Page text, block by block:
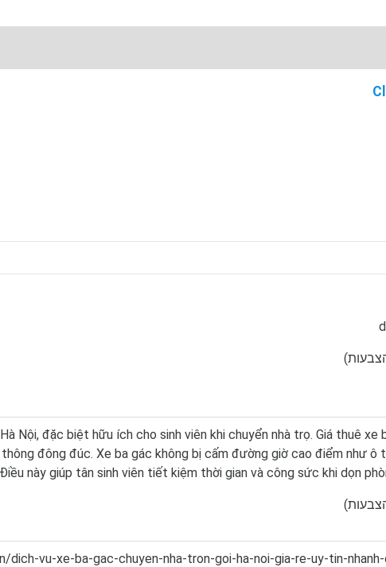
Nội, đặc biệt hữu ích cho sinh viên khi chuyển nhà trọ. Giá thuê xe
đông đúc. Xe ba gác không bị cấm đường giờ cao điểm như ô
này giúp tân sinh viên tiết kiệm thời gian và công sức khi dọn
dich-vu-xe-ba-gac-chuyen-nha-tron-goi-ha-noi-gia-re-uy-tin-nhanh-